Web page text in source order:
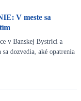
V meste sa
v Banskej Bystrici a
dozvedia, aké opatrenia